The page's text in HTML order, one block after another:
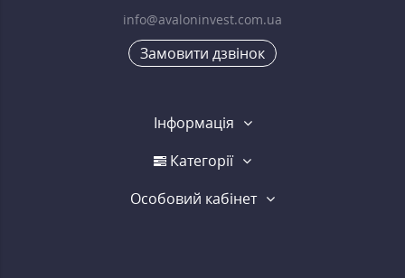
info@avaloninvest.com.ua
Замовити дзвінок
Інформація
Категорії
Особовий кабінет